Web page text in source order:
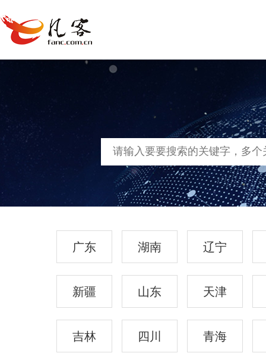
网站建设 软件定制
广东 湖南 辽宁
新疆 山东 天津
吉林 四川 青海